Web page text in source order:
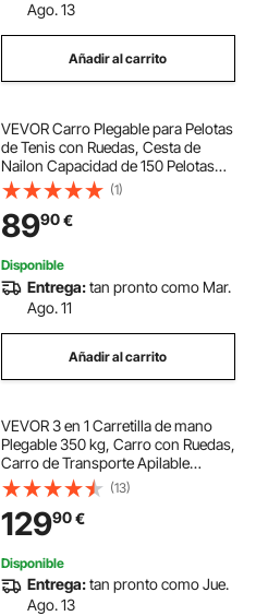
Ago. 13
Añadir al carrito
VEVOR Carro Plegable para Pelotas
de Tenis con Ruedas, Cesta de
Nailon Capacidad de 150 Pelotas
con Tubo Recogepelotas de Tenis y
Bolsillos Laterales, Carrito de
Entrenamiento para Béisbol
Pickleball
(1)
8990€
Disponible
Entrega:tan pronto como Mar.
Ago. 11
Añadir al carrito
VEVOR 3 en 1 Carretilla de mano
Plegable 350 kg, Carro con Ruedas,
Carro de Transporte Apilable
Manipulación Manual de Servicio
Pesado, Fácil de Operar
(13)
12990€
Disponible
Entrega:tan pronto como Jue.
Ago. 13